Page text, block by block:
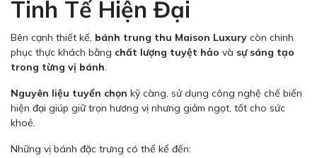
Tinh Tế Hiện Đại
Bên cạnh thiết kế, bánh trung thu Maison Luxury còn chinh
phục thực khách bằng chất lượng tuyệt hảo và sự sáng tạo
trong từng vị bánh.
Nguyên liệu tuyển chọn kỹ càng, sử dụng công nghệ chế biến
hiện đại giúp giữ trọn hương vị nhưng giảm ngọt, tốt cho sức
khoẻ.
Những vị bánh đặc trưng có thể kể đến: